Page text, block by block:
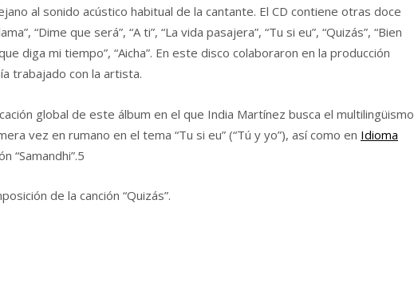
al sonido acústico habitual de la cantante. El CD contiene otras doce
“Dime que será”, “A ti”, “La vida pasajera”, “Tu si eu”, “Quizás”, “Bien
diga mi tiempo”, “Aicha”. En este disco colaboraron en la producción
trabajado con la artista.
global de este álbum en el que India Martínez busca el multilingüismo
vez en rumano en el tema “Tu si eu” (“Tú y yo”), así como en Idioma
“Samandhi”.5
de la canción “Quizás”.